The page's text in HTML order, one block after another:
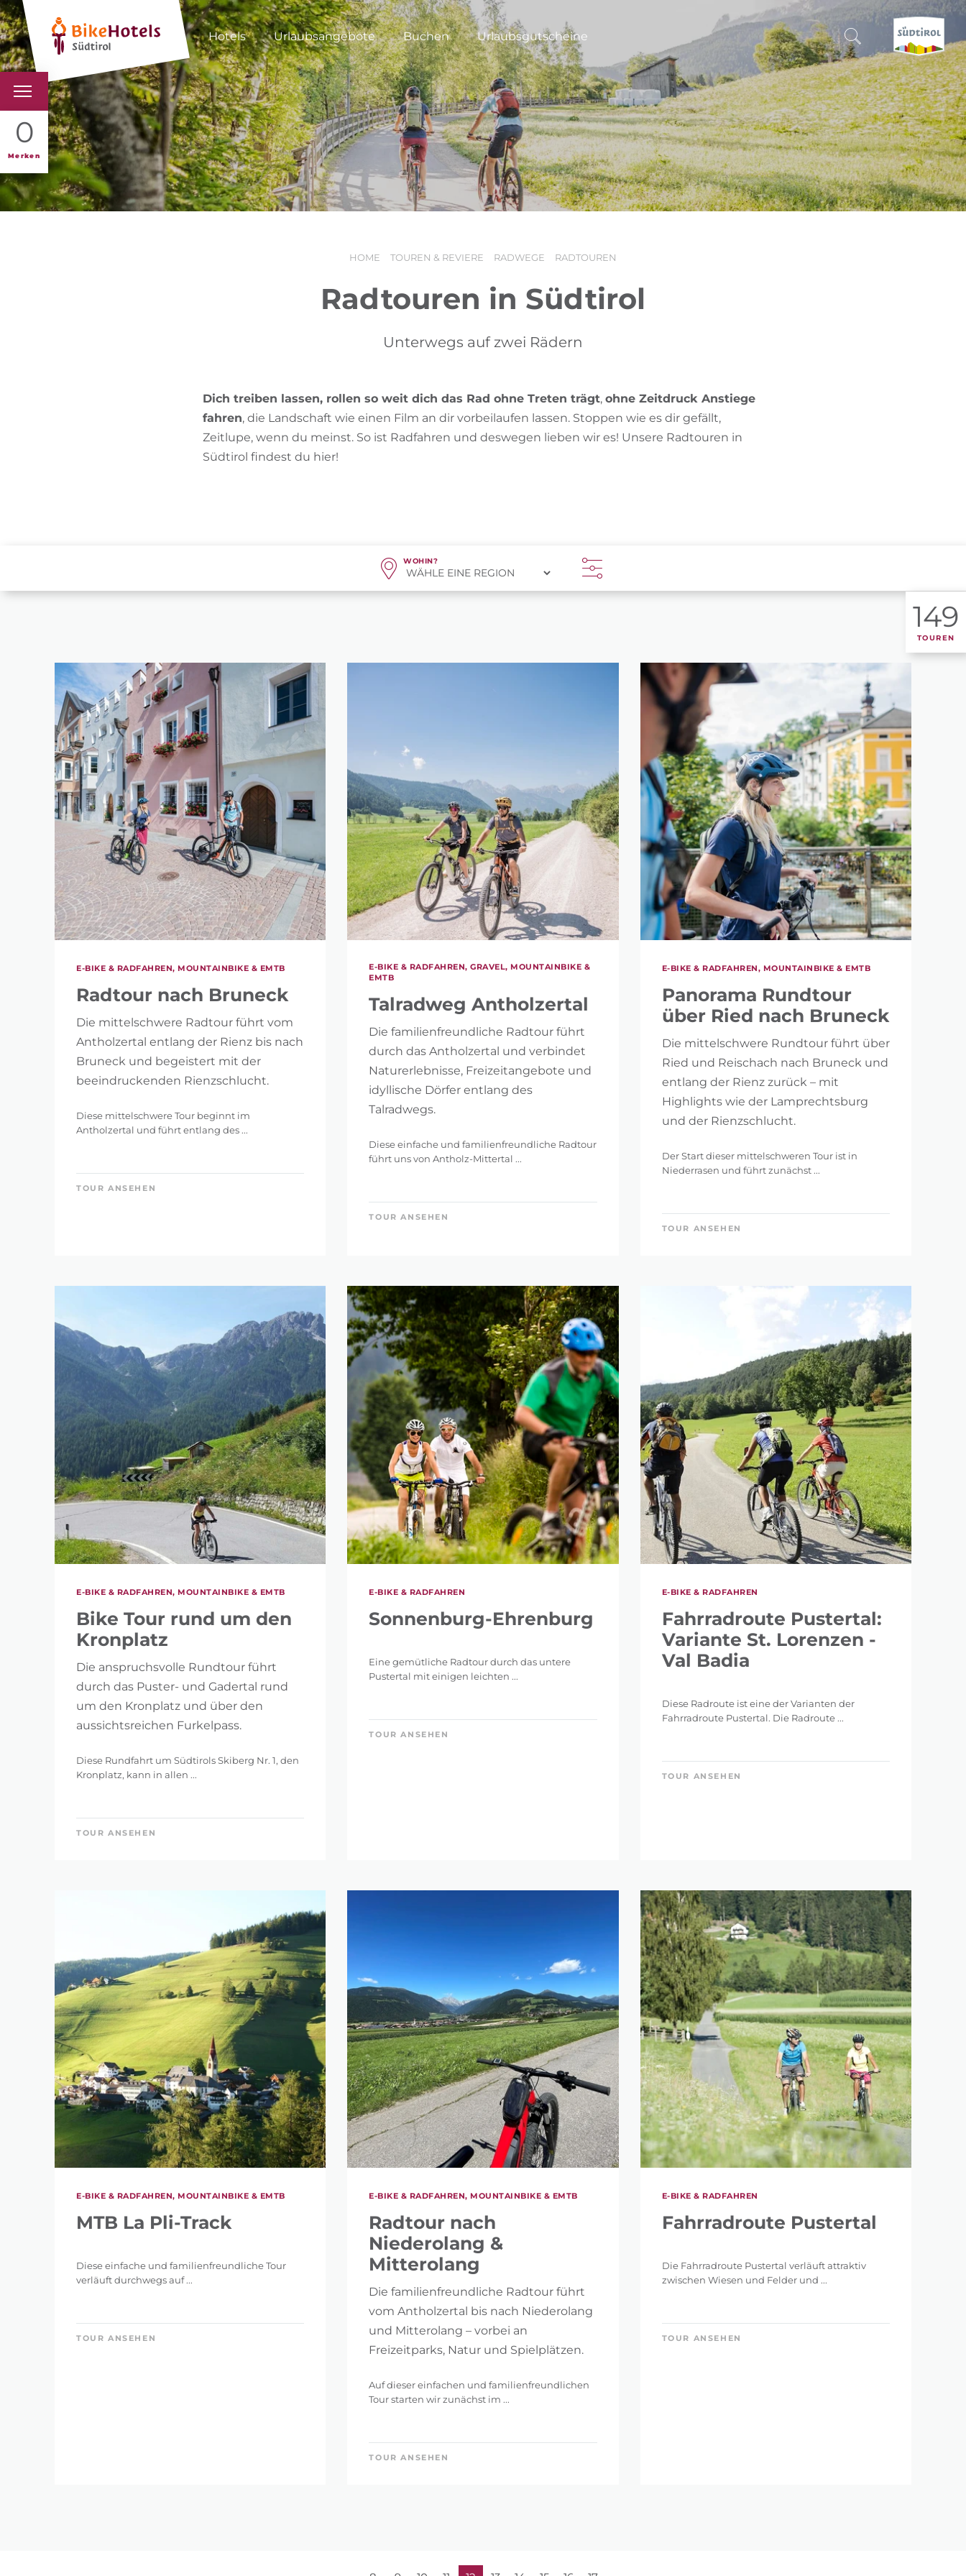
Hotels Urlaubsangebote Buchen Urlaubsgutscheine
0
Merken
BIKEHOTELS
HOTELS & PAKETE
TOUREN & REVIERE
SUCHEN & BUCHEN
ENTDECKE SÜDTIROL
WANN?
-
HOME TOUREN & REVIERE RADWEGE RADTOUREN
Radtouren in Südtirol
Unterwegs auf zwei Rädern
Dich treiben lassen, rollen so weit dich das Rad ohne Treten trägt, ohne Zeitdruck Anstiege
fahren, die Landschaft wie einen Film an dir vorbeilaufen lassen. Stoppen wie es dir gefällt,
Zeitlupe, wenn du meinst. So ist Radfahren und deswegen lieben wir es! Unsere Radtouren in
Südtirol findest du hier!
WOHIN?
SUCHE VERFEINERN
SUCHBEGRIFF
LÄNGE
1 km
146 km
17 m
2.395 m
SUCHE FILTER ZURÜCKSETZEN
149
TOUREN
E-BIKE & RADFAHREN, MOUNTAINBIKE & EMTB
Radtour nach Bruneck
Die mittelschwere Radtour führt vom
Antholzertal entlang der Rienz bis nach
Bruneck und begeistert mit der
beeindruckenden Rienzschlucht.
Diese mittelschwere Tour beginnt im
Antholzertal und führt entlang des ...
TOUR ANSEHEN
E-BIKE & RADFAHREN, GRAVEL, MOUNTAINBIKE &
EMTB
Talradweg Antholzertal
Die familienfreundliche Radtour führt
durch das Antholzertal und verbindet
Naturerlebnisse, Freizeitangebote und
idyllische Dörfer entlang des
Talradwegs.
Diese einfache und familienfreundliche Radtour
führt uns von Antholz-Mittertal ...
TOUR ANSEHEN
E-BIKE & RADFAHREN, MOUNTAINBIKE & EMTB
Panorama Rundtour
über Ried nach Bruneck
Die mittelschwere Rundtour führt über
Ried und Reischach nach Bruneck und
entlang der Rienz zurück – mit
Highlights wie der Lamprechtsburg
und der Rienzschlucht.
Der Start dieser mittelschweren Tour ist in
Niederrasen und führt zunächst ...
TOUR ANSEHEN
E-BIKE & RADFAHREN, MOUNTAINBIKE & EMTB
Bike Tour rund um den
Kronplatz
Die anspruchsvolle Rundtour führt
durch das Puster- und Gadertal rund
um den Kronplatz und über den
aussichtsreichen Furkelpass.
Diese Rundfahrt um Südtirols Skiberg Nr. 1, den
Kronplatz, kann in allen ...
TOUR ANSEHEN
E-BIKE & RADFAHREN
Sonnenburg-Ehrenburg
Eine gemütliche Radtour durch das untere
Pustertal mit einigen leichten ...
TOUR ANSEHEN
E-BIKE & RADFAHREN
Fahrradroute Pustertal:
Variante St. Lorenzen -
Val Badia
Diese Radroute ist eine der Varianten der
Fahrradroute Pustertal. Die Radroute ...
TOUR ANSEHEN
E-BIKE & RADFAHREN, MOUNTAINBIKE & EMTB
MTB La Pli-Track
Diese einfache und familienfreundliche Tour
verläuft durchwegs auf ...
TOUR ANSEHEN
E-BIKE & RADFAHREN, MOUNTAINBIKE & EMTB
Radtour nach
Niederolang &
Mitterolang
Die familienfreundliche Radtour führt
vom Antholzertal bis nach Niederolang
und Mitterolang – vorbei an
Freizeitparks, Natur und Spielplätzen.
Auf dieser einfachen und familienfreundlichen
Tour starten wir zunächst im ...
TOUR ANSEHEN
E-BIKE & RADFAHREN
Fahrradroute Pustertal
Die Fahrradroute Pustertal verläuft attraktiv
zwischen Wiesen und Felder und ...
TOUR ANSEHEN